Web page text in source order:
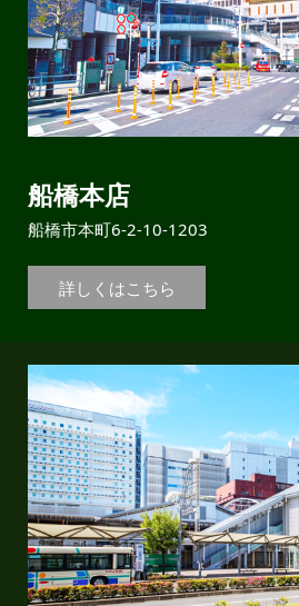
船橋本店
船橋市本町6-2-10-1203
詳しくはこちら